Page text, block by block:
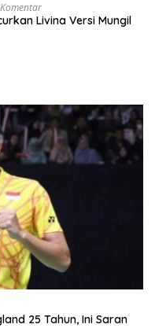
Livina Versi Mungil
25 Tahun, Ini Saran